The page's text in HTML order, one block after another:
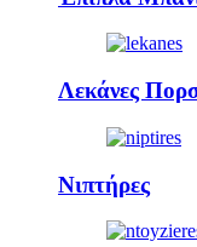
Λεκάνες
Νιπτήρες